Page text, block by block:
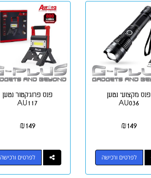
פנס מקצועי נטען
AU036
₪149
לפרטים ורכישה
פנס פרוג'קטור נטען
AU117
₪149
לפרטים ורכישה